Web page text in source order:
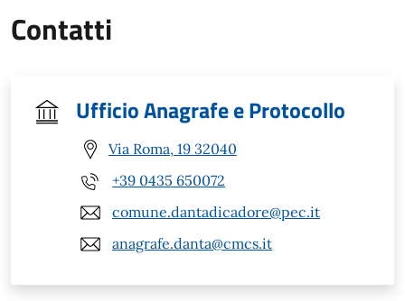
Contatti
Ufficio Anagrafe e Protocollo
Via Roma, 19 32040
+39 0435 650072
comune.dantadicadore@pec.it
anagrafe.danta@cmcs.it